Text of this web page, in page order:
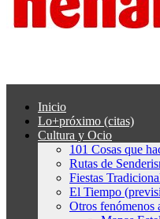
Inicio
Lo+próximo (citas)
Cultura y Ocio
101 Cosas que
Rutas de
Fiestas
El Tiempo
Otros fenómenos